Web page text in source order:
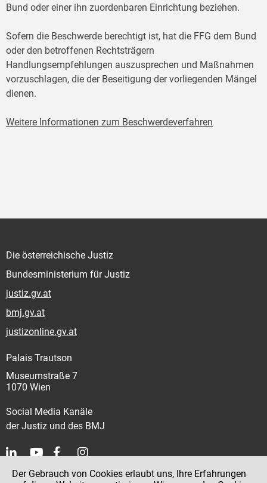
Bund oder einer ihn zuordenbaren Einrichtung beziehen.
Sofern die Beschwerde berechtigt ist, hat die FFG dem Bund
oder den betroffenen Rechtsträgern
Handlungsempfehlungen auszusprechen und Maßnahmen
vorzuschlagen, die der Beseitigung der vorliegenden Mängel
dienen.
Weitere Informationen zum Beschwerdeverfahren
Die österreichische Justiz
Bundesministerium für Justiz
justiz.gv.at
bmj.gv.at
justizonline.gv.at
Palais Trautson
Museumstraße 7
1070 Wien
Social Media Kanäle
der Justiz und des BMJ
Kontakt
Der Gebrauch von Cookies erlaubt uns, Ihre Erfahrungen